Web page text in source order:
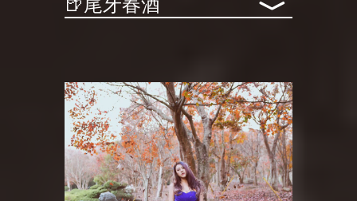
🍺尾牙春酒 ﹀